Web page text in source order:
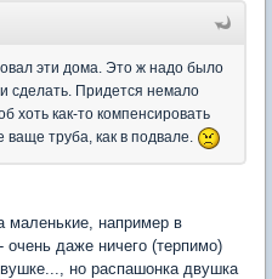
эти дома. Это ж надо было
сделать. Придется немало
хоть как-то компенсировать
ваще труба, как в подвале.
маленькие, например в
даже ничего (терпимо)
но распашонка двушка